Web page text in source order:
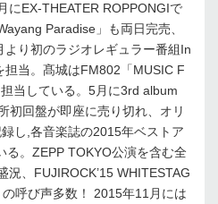
にEX-THEATER ROPPONGIで
Paradise」も両日完売、
り初のラジオレギュラー番組In
当。髙城はFM802「MUSIC F
当している。5月に3rd album
初回盤が即座に売り切れ、オリ
し,各音楽誌の2015年ベストア
る。ZEPP TOKYO公演を含む全
況、FUJIROCK’15 WHITESTAG
呼び声多数！ 2015年11月には